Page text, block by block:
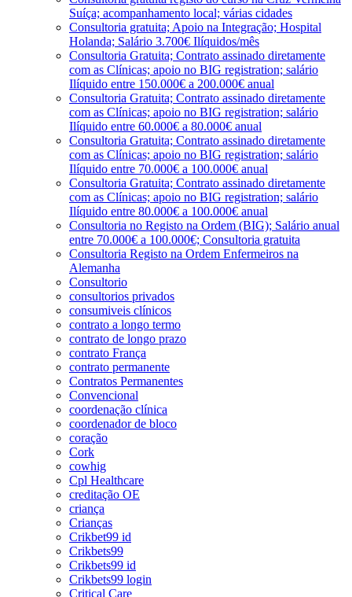
Suíça; acompanhamento local; várias cidades
Consultoria gratuita; Apoio na Integração; Hospital
Holanda; Salário 3.700€ Ilíquidos/mês
Consultoria Gratuita; Contrato assinado diretamente
com as Clínicas; apoio no BIG registration; salário
Ilíquido entre 150.000€ a 200.000€ anual
Consultoria Gratuita; Contrato assinado diretamente
com as Clínicas; apoio no BIG registration; salário
Ilíquido entre 60.000€ a 80.000€ anual
Consultoria Gratuita; Contrato assinado diretamente
com as Clínicas; apoio no BIG registration; salário
Ilíquido entre 70.000€ a 100.000€ anual
Consultoria Gratuita; Contrato assinado diretamente
com as Clínicas; apoio no BIG registration; salário
Ilíquido entre 80.000€ a 100.000€ anual
Consultoria no Registo na Ordem (BIG); Salário anual
entre 70.000€ a 100.000€; Consultoria gratuita
Consultoria Registo na Ordem Enfermeiros na
Alemanha
Consultorio
consultorios privados
consumiveis clínicos
contrato a longo termo
contrato de longo prazo
contrato França
contrato permanente
Contratos Permanentes
Convencional
coordenação clínica
coordenador de bloco
coração
Cork
cowhig
Cpl Healthcare
creditação OE
criança
Crianças
Crikbet99 id
Crikbets99
Crikbets99 id
Crikbets99 login
Critical Care